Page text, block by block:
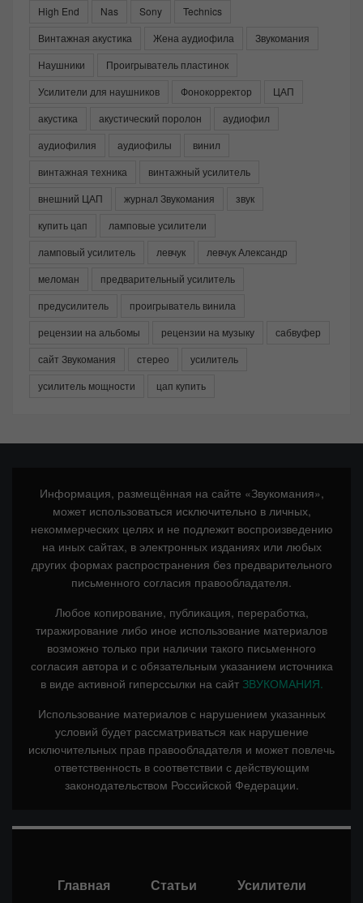
High End
Nas Sony
Technics
Винтажная акустика
Жена аудиофила
Звукомания
Наушники
Проигрыватель пластинок
Усилители для наушников
Фонокорректор
ЦАП
акустика
акустический поролон
аудиофил
аудиофилия
аудиофилы
винил
винтажная техника
винтажный усилитель
внешний ЦАП
журнал Звукомания
звук
купить цап
ламповые усилители
ламповый усилитель
левчук
левчук Александр
меломан
предварительный усилитель
предусилитель
проигрыватель винила
рецензии на альбомы
рецензии на музыку
сабвуфер
сайт Звукомания
стерео
усилитель
усилитель мощности
цап купить
Информация, размещённая на сайте «Звукомания»,
может использоваться исключительно в личных,
некоммерческих целях и не подлежит воспроизведению
на иных сайтах, в электронных изданиях или любых
других формах распространения без предварительного
письменного согласия правообладателя.
Любое копирование, публикация, переработка,
тиражирование либо иное использование материалов
возможно только при наличии такого письменного
согласия автора и с обязательным указанием источника
в виде активной гиперссылки на сайт ЗВУКОМАНИЯ.
Использование материалов с нарушением указанных
условий будет рассматриваться как нарушение
исключительных прав правообладателя и может повлечь
ответственность в соответствии с действующим
законодательством Российской Федерации.
Главная Статьи Усилители